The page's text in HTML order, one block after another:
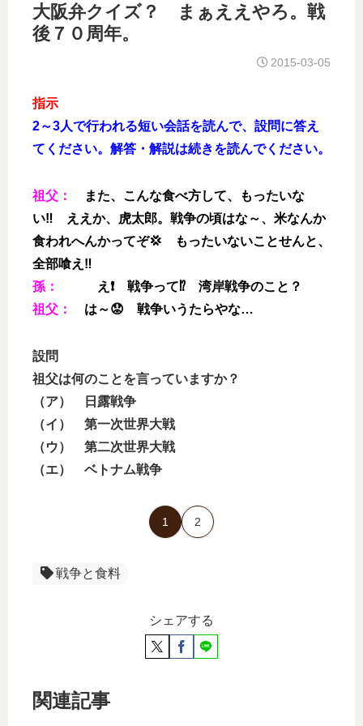
大阪弁クイズ？ まぁええやろ。戦
後７０周年。
2015-03-05
指示
2～3人で行われる短い会話を読んで、設問に答え
てください。解答・解説は続きを読んでください。
祖父：
また、こんな食べ方して、もったいな
い‼ ええか、虎太郎。戦争の頃はな～、米なんか
食われへんかってぞ💢 もったいないことせんと、
全部喰え‼
孫：
え❗ 戦争って⁉ 湾岸戦争のこと？
祖父：
は～😟 戦争いうたらやな…
設問
祖父は何のことを言っていますか？
（ア） 日露戦争
（イ） 第一次世界大戦
（ウ） 第二次世界大戦
（エ） ベトナム戦争
1 2
戦争と食料
シェアする
関連記事